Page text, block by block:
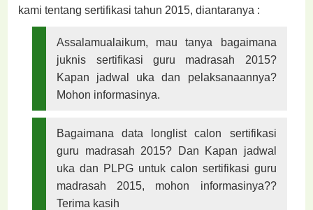
kami tentang sertifikasi tahun 2015, diantaranya :
Assalamualaikum, mau tanya bagaimana
juknis sertifikasi guru madrasah 2015?
Kapan jadwal uka dan pelaksanaannya?
Mohon informasinya.
Bagaimana data longlist calon sertifikasi
guru madrasah 2015? Dan Kapan jadwal
uka dan PLPG untuk calon sertifikasi guru
madrasah 2015, mohon informasinya??
Terima kasih